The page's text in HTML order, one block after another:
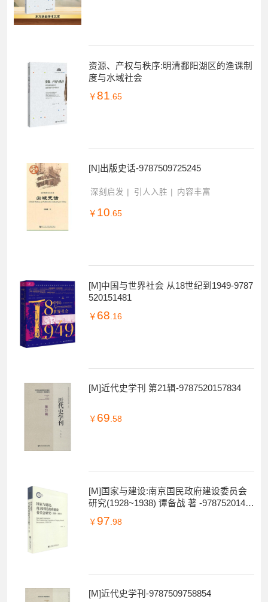
资源、产权与秩序:明清鄱阳湖区的渔课制
度与水域社会
￥ 81 .65
[N]出版史话-9787509725245
深刻启发 引人入胜 内容丰富
￥ 10.65
[M]中国与世界社会 从18世纪到1949-9787
520151481
￥ 68 .16
[M]近代史学刊 第21辑-9787520157834
￥ 69.58
[M]国家与建设:南京国民政府建设委员会
研究(1928~1938) 谭备战 著 -9787520146
890
￥ 97 .98
[M]近代史学刊-9787509758854